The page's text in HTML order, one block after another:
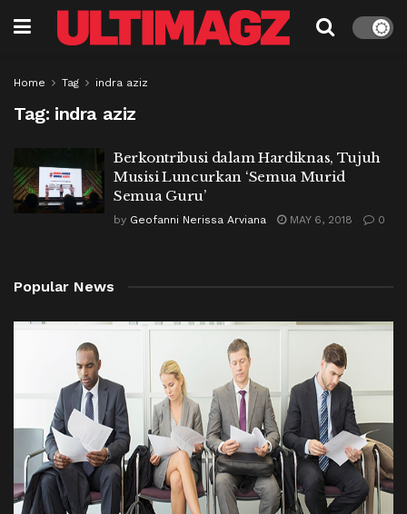
Home Tag indra aziz
Tag: indra aziz
Berkontribusi dalam Hardiknas, Tujuh
Musisi Luncurkan ‘Semua Murid
Semua Guru’
by Geofanni Nerissa Arviana MAY 6, 2018 0
Popular News